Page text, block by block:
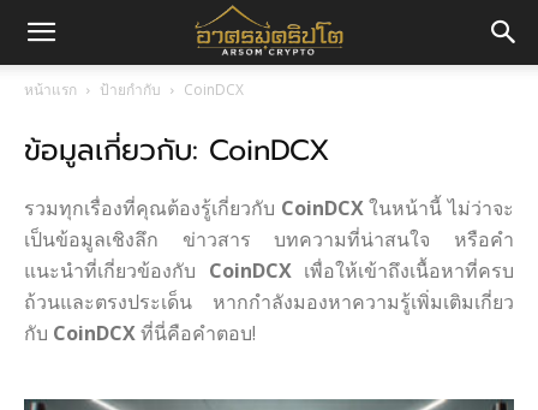
มค
หน้าแรก ป้ายกำกับ CoinDCX
ข้อมูลเกี่ยวกับ: CoinDCX
รวมทุกเรื่องที่คุณต้องรู้เกี่ยวกับ CoinDCXในหน้านี้ ไม่ว่าจะ
เป็นข้อมูลเชิงลึก ข่าวสาร บทความที่น่าสนใจ หรือคำ
แนะนำที่เกี่ยวข้องกับ CoinDCXเพื่อให้เข้าถึงเนื้อหาที่ครบ
ถ้วนและตรงประเด็น หากกำลังมองหาความรู้เพิ่มเติมเกี่ยว
กับ CoinDCXที่นี่คือคำตอบ!